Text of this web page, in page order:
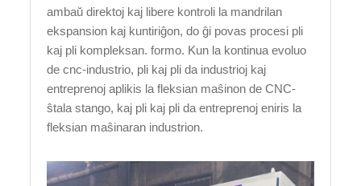
ambaŭ direktoj kaj libere kontroli la mandrilan
ekspansion kaj kuntiriĝon, do ĝi povas procesi pli
kaj pli kompleksan. formo. Kun la kontinua evoluo
de cnc-industrio, pli kaj pli da industrioj kaj
entreprenoj aplikis la fleksian maŝinon de CNC-
ŝtala stango, kaj pli kaj pli da entreprenoj eniris la
fleksian maŝinaran industrion.